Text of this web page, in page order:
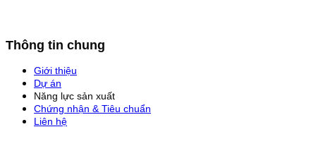
Thông tin chung
Giới thiệu
Dự án
Năng lực sản xuất
Chứng nhận & Tiêu chuẩn
Liên hệ